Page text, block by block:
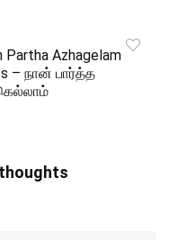
Partha Azhagelam
– நான் பார்த்த